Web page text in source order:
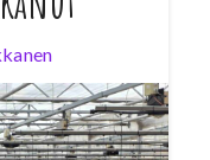
nousivat
tuntumaan